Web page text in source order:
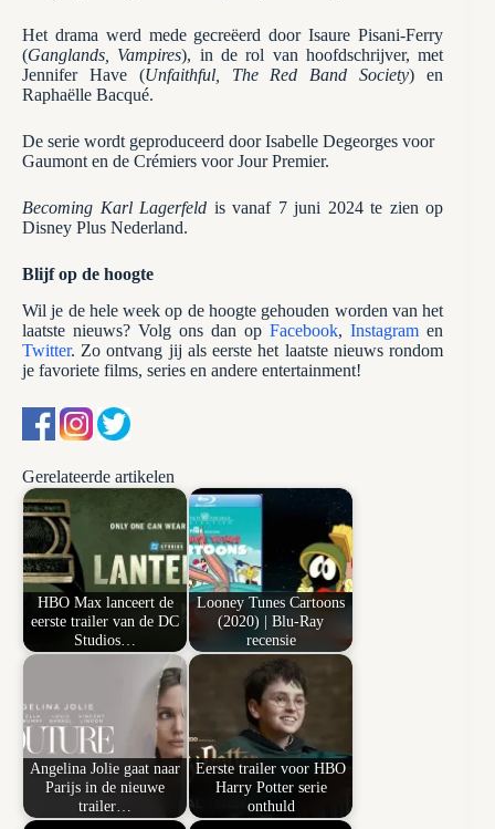
Het drama werd mede gecreëerd door Isaure Pisani-Ferry
(Ganglands, Vampires), in de rol van hoofdschrijver, met
Jennifer Have (Unfaithful, The Red Band Society) en
Raphaëlle Bacqué.
De serie wordt geproduceerd door Isabelle Degeorges voor
Gaumont en de Crémiers voor Jour Premier.
Becoming Karl Lagerfeld is vanaf 7 juni 2024 te zien op
Disney Plus Nederland.
Blijf op de hoogte
Wil je de hele week op de hoogte gehouden worden van het
laatste nieuws? Volg ons dan opFacebook,Instagramen
Twitter. Zo ontvang jij als eerste het laatste nieuws rondom
je favoriete films, series en andere entertainment!
Gerelateerde artikelen
HBO Max lanceert de
eerste trailer van de DC
Studios…
Looney Tunes Cartoons
(2020) | Blu-Ray
recensie
Angelina Jolie gaat naar
Parijs in de nieuwe
trailer…
Eerste trailer voor HBO
Harry Potter serie
onthuld